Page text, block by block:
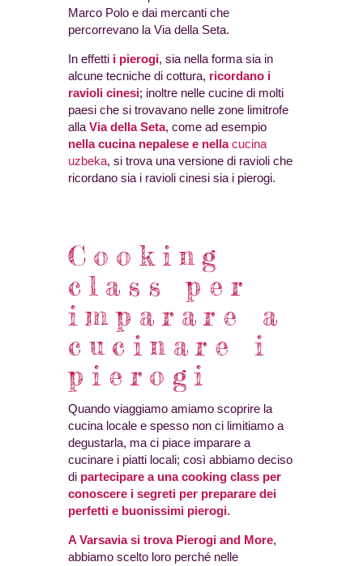
Marco Polo e dai mercanti che
percorrevano la Via della Seta.
In effetti i pierogi, sia nella forma sia in
alcune tecniche di cottura, ricordano i
ravioli cinesi; inoltre nelle cucine di molti
paesi che si trovavano nelle zone limitrofe
alla Via della Seta, come ad esempio
nella cucina nepalese e nellacucina
uzbeka, si trova una versione di ravioli che
ricordano sia i ravioli cinesi sia i pierogi.
Cooking
class per
imparare a
cucinare i
pierogi
Quando viaggiamo amiamo scoprire la
cucina locale e spesso non ci limitiamo a
degustarla, ma ci piace imparare a
cucinare i piatti locali; così abbiamo deciso
di partecipare a una cooking class per
conoscere i segreti per preparare dei
perfetti e buonissimi pierogi.
A Varsavia si trova Pierogi and More,
abbiamo scelto loro perché nelle